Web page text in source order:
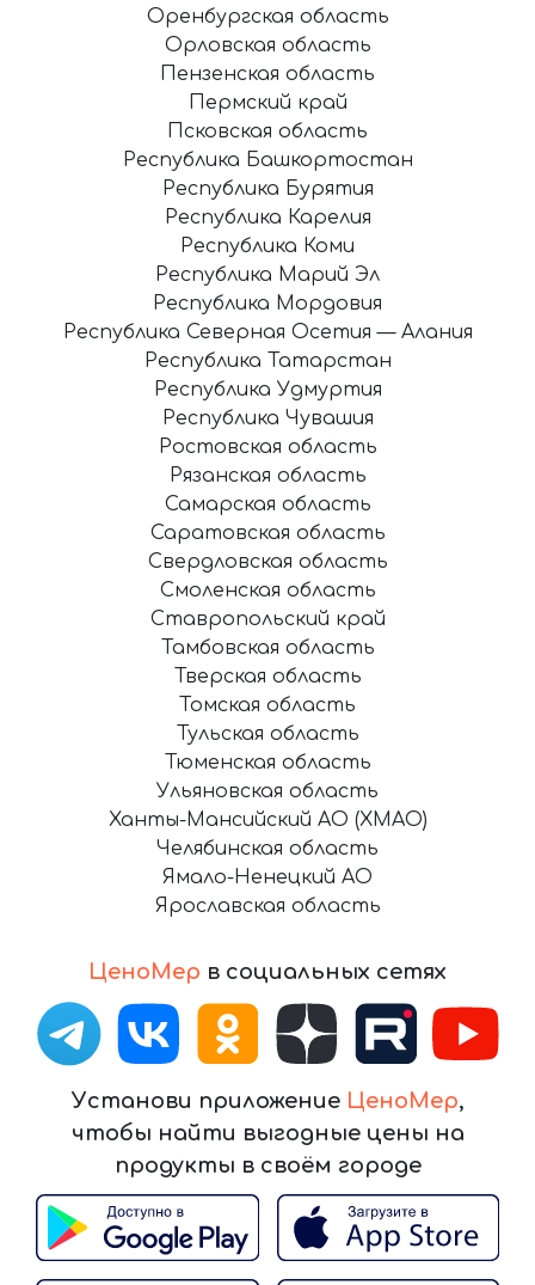
ЦеноМер в социальных сетях
Установи приложение ЦеноМер,
чтобы найти выгодные цены на
продукты в своём городе
Оренбургская область
Орловская область
Пензенская область
Пермский край
Псковская область
Республика Башкортостан
Республика Бурятия
Республика Карелия
Республика Коми
Республика Марий Эл
Республика Мордовия
Республика Северная Осетия — Алания
Республика Татарстан
Республика Удмуртия
Республика Чувашия
Ростовская область
Рязанская область
Самарская область
Саратовская область
Свердловская область
Смоленская область
Ставропольский край
Тамбовская область
Тверская область
Томская область
Тульская область
Тюменская область
Ульяновская область
Ханты-Мансийский АО (ХМАО)
Челябинская область
Ямало-Ненецкий АО
Ярославская область